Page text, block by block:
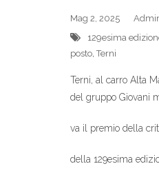
Mag 2, 2025
129esima
posto,Terni
Terni, al carro Alta
del gruppo Giovani
va il premio della
della 129esima